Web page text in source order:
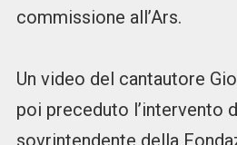
commissione all’Ars.
Un video del cantautore
poi preceduto l’intervento
sovrintendente della